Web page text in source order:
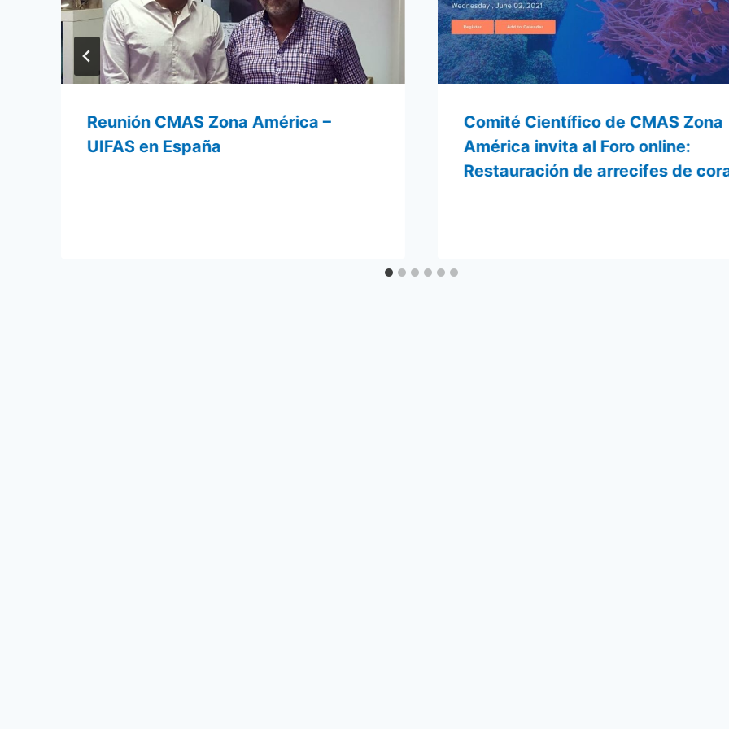
Reunión CMAS Zona América –
UIFAS en España
Comité Científico de CMAS Zona
América invita al Foro online:
Restauración de arrecifes de